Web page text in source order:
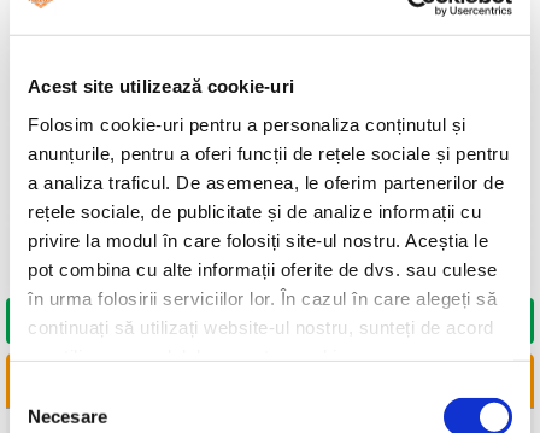
Acest site utilizează cookie-uri
Folosim cookie-uri pentru a personaliza conținutul și
anunțurile, pentru a oferi funcții de rețele sociale și pentru
a analiza traficul. De asemenea, le oferim partenerilor de
rețele sociale, de publicitate și de analize informații cu
privire la modul în care folosiți site-ul nostru. Aceștia le
pot combina cu alte informații oferite de dvs. sau culese
în urma folosirii serviciilor lor. În cazul în care alegeți să
continuați să utilizați website-ul nostru, sunteți de acord
consimțământului
Necesare
DORESC SĂ CUMPĂR